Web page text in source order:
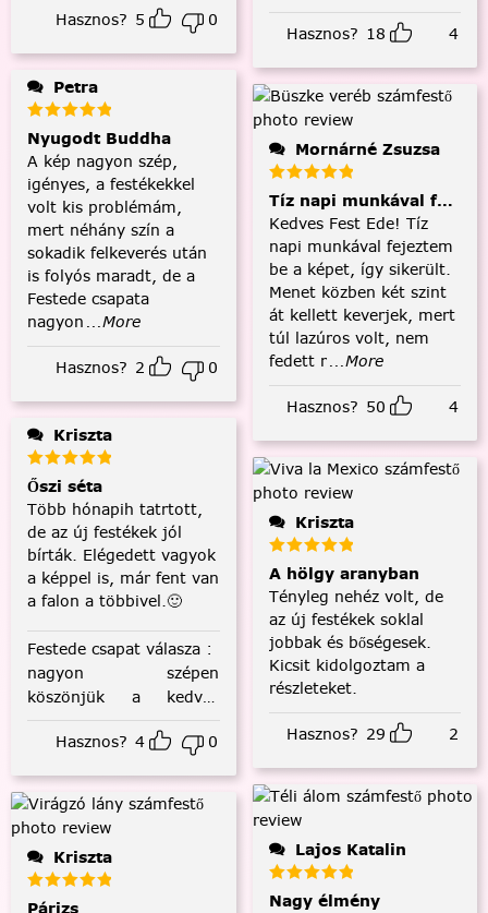
Hasznos? 5 0
Petra
Nyugodt Buddha
A kép nagyon szép,
igényes, a festékekkel
volt kis problémám,
mert néhány szín a
sokadik felkeverés után
is folyós maradt, de a
Festede csapata
nagyon ...More
Hasznos? 2 0
Kriszta
Őszi séta
Több hónapih tatrtott,
de az új festékek jól
bírták. Elégedett vagyok
a képpel is, már fent van
a falon a többivel.🙂
Festede csapat válasza :
nagyon szépen
köszönjük a kedves
visszajelzést! :)
Hasznos? 4 0
Kriszta
Párizs
Hasznos? 18 4
Mornárné Zsuzsa
Tíz napi munkával
Kedves Fest Ede! Tíz
napi munkával fejeztem
be a képet, így sikerült.
Menet közben két szint
át kellett keverjek, mert
túl lazúros volt, nem
fedett r...More
Hasznos? 50 4
Kriszta
A hölgy aranyban
Tényleg nehéz volt, de
az új festékek soklal
jobbak és bőségesek.
Kicsit kidolgoztam a
részleteket.
Hasznos? 29 2
Lajos Katalin
Nagy élmény